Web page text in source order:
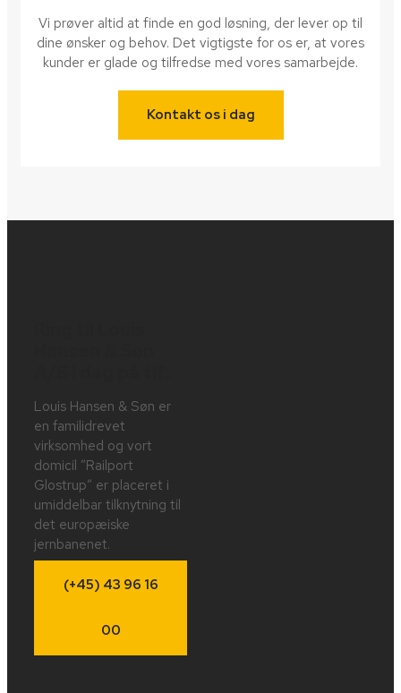
Vi prøver altid at finde en god løsning, der lever op til
dine ønsker og behov. Det vigtigste for os er, at vores
kunder er glade og tilfredse med vores samarbejde.
Kontakt os i dag
Louis Hansen & Søn er
en familidrevet
virksomhed og vort
domicil ”Railport
Glostrup” er placeret i
umiddelbar tilknytning til
det europæiske
jernbanenet.
(+45) 43 96 16
00